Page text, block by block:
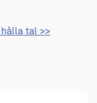
tal >>